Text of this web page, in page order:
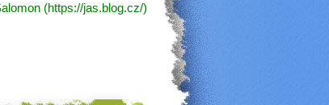
(https://jas.blog.cz/)